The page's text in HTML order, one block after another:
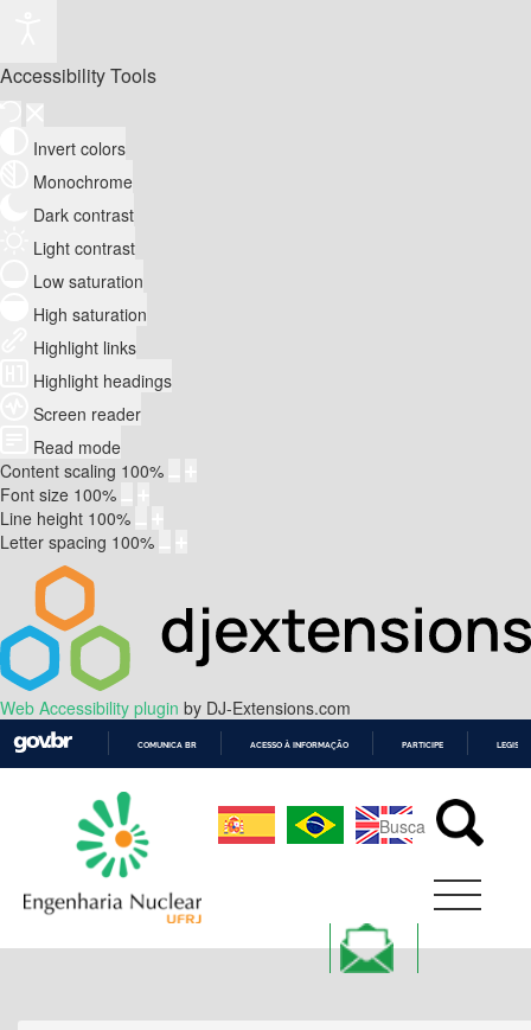
Accessibility Tools
Invert colors
Monochrome
Dark contrast
Light contrast
Low saturation
High saturation
Highlight links
Highlight headings
Screen reader
Read mode
Content scaling 100%
Font size 100%
Line height 100%
Letter spacing 100%
Web Accessibility plugin by DJ-Extensions.com
CONTEÚDO
COMUNICA BR ACESSO À INFORMAÇÃO PARTICIPE